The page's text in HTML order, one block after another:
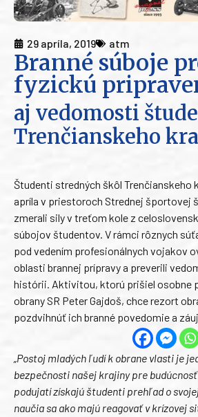
29 apríla, 2019 atm
Branné súboje
fyzickú
aj vedomosti
Trenčianskeho
Študenti stredných škôl Trenčianskeho
apríla v priestoroch Strednej športovej
zmerali sily v treťom kole z
súbojov študentov. V rámci rôznych
pod vedením profesionálnych vojakov
oblasti brannej prípravy a preverili
histórii. Aktivitou, ktorú prišiel osobne
obrany SR Peter Gajdoš, chce rezort
pozdvihnúť ich branné povedomie a
„Postoj mladých ľudí k obrane vlasti je
bezpečnosti našej krajiny pre
podujatí získajú študenti prehľad o
naučia sa ako majú reagovať v krízovej